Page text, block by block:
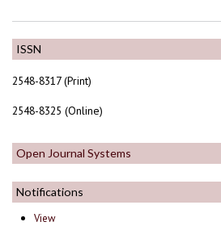
ISSN
2548-8317 (Print)
2548-8325 (Online)
Open Journal Systems
Notifications
View